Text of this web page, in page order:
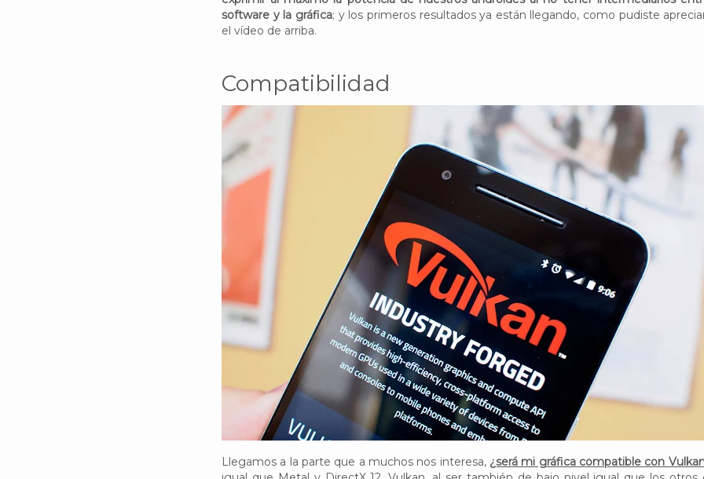
software y la gráfica; y los primeros resultados ya están llegando, como pudiste
el vídeo de arriba.
Compatibilidad
Llegamos a la parte que a muchos nos interesa, ¿será mi gráfica compatible con